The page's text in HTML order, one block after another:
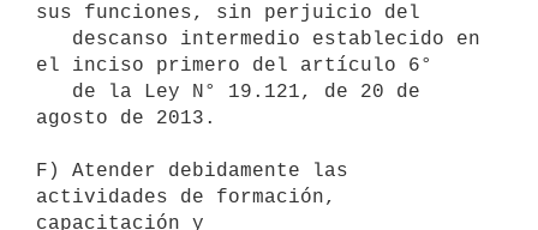
sus funciones, sin perjuicio del
el inciso primero del artículo 6°
agosto de 2013.
F) Atender debidamente las
actividades de formación,
capacitación y